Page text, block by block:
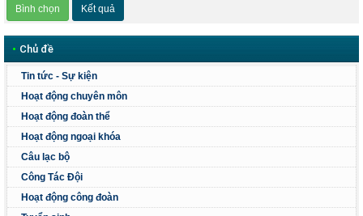
• Chủ đề
Tin tức - Sự kiện
Hoạt động chuyên môn
Hoạt động đoàn thể
Hoạt động ngoại khóa
Câu lạc bộ
Công Tác Đội
Hoạt động công đoàn